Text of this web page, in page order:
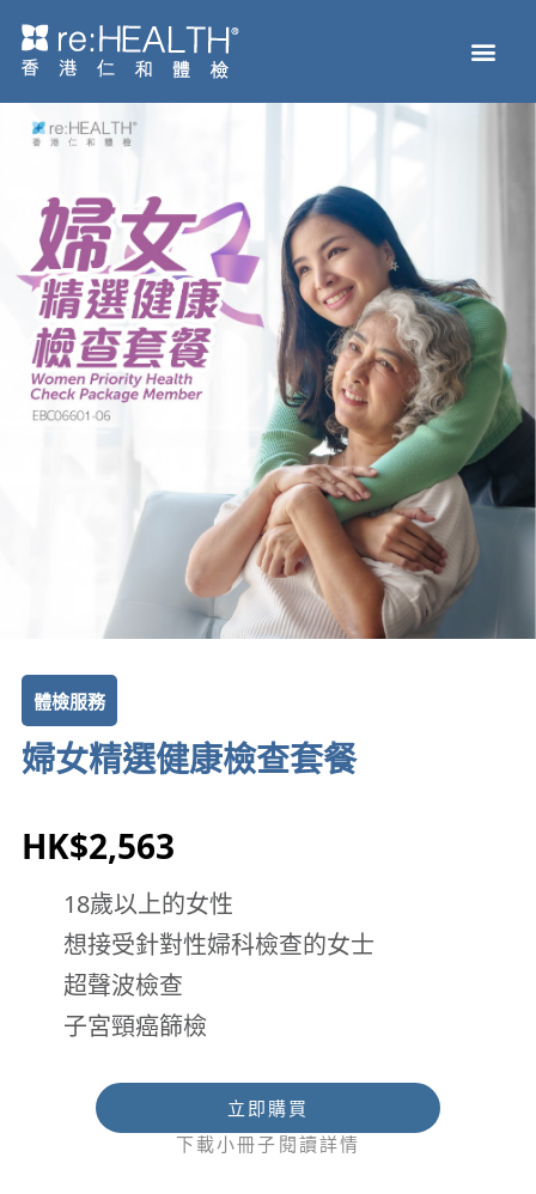
體檢服務
婦女精選健康檢查套餐
HK$2,563
18歲以上的女性
想接受針對性婦科檢查的女士
超聲波檢查
子宮頸癌篩檢
立即購買
下載小冊子閱讀詳情